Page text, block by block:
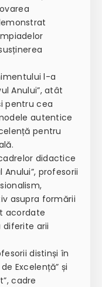
l-a
Anului”, atât
pentru cea
autentice
pentru
didactice
profesorii
asupra formării
acordate
diferite arii
distinși în
Excelență” și
cadre